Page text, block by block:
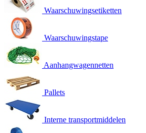
Waarschuwingsetiketten
Waarschuwingstape
Aanhangwagennetten
Pallets
Interne transportmiddelen